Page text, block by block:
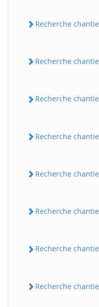
Recherche
Recherche
Recherche
Recherche
Recherche
Recherche
Recherche
Recherche